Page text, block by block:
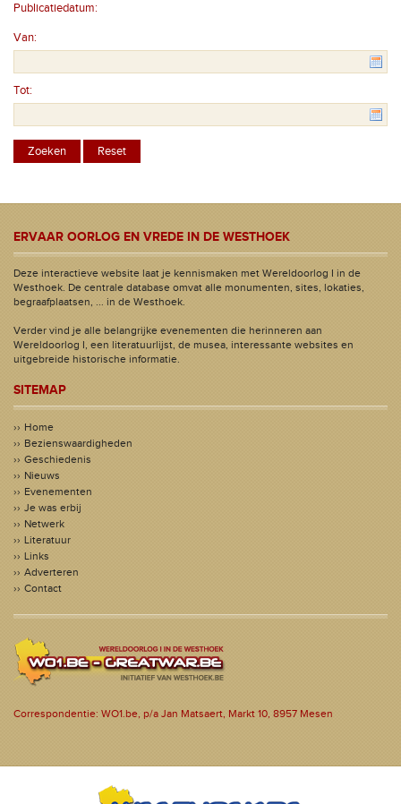
Publicatiedatum:
Van:
Tot:
ERVAAR OORLOG EN VREDE IN DE WESTHOEK
Deze interactieve website laat je kennismaken met Wereldoorlog I in de
Westhoek. De centrale database omvat alle monumenten, sites, lokaties,
begraafplaatsen, ... in de Westhoek.
Verder vind je alle belangrijke evenementen die herinneren aan
Wereldoorlog I, een literatuurlijst, de musea, interessante websites en
uitgebreide historische informatie.
SITEMAP
Home
Bezienswaardigheden
Geschiedenis
Nieuws
Evenementen
Je was erbij
Netwerk
Literatuur
Links
Adverteren
Contact
Correspondentie: WO1.be, p/a Jan Matsaert, Markt 10, 8957 Mesen